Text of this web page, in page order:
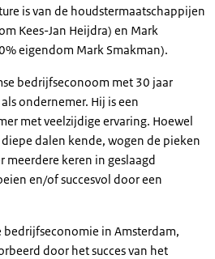
is van de houdstermaatschappijen
Kees-Jan Heijdra) en Mark
eigendom Mark Smakman).
bedrijfseconoom met 30 jaar
ondernemer. Hij is een
met veelzijdige ervaring. Hoewel
dalen kende, wogen de pieken
meerdere keren in geslaagd
en/of succesvol door een
bedrijfseconomie in Amsterdam,
door het succes van het